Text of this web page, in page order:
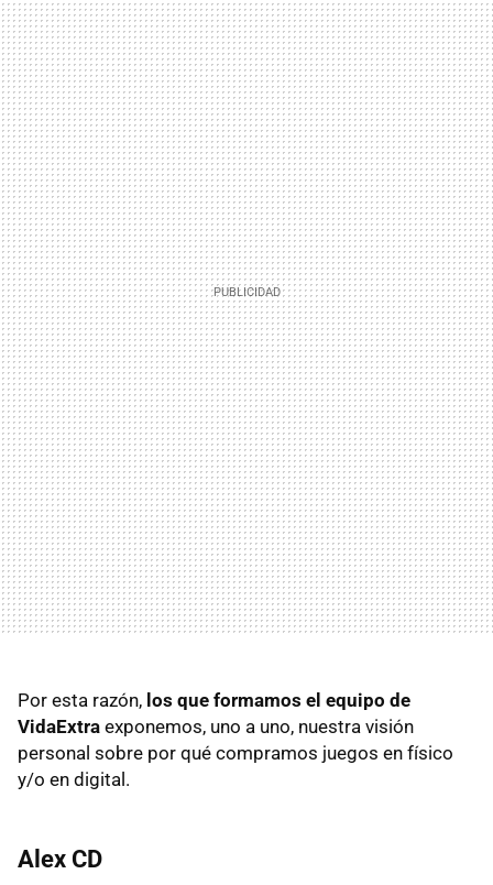
Por esta razón, los que formamos el equipo de
VidaExtra exponemos, uno a uno, nuestra visión
personal sobre por qué compramos juegos en físico
y/o en digital.
Alex CD